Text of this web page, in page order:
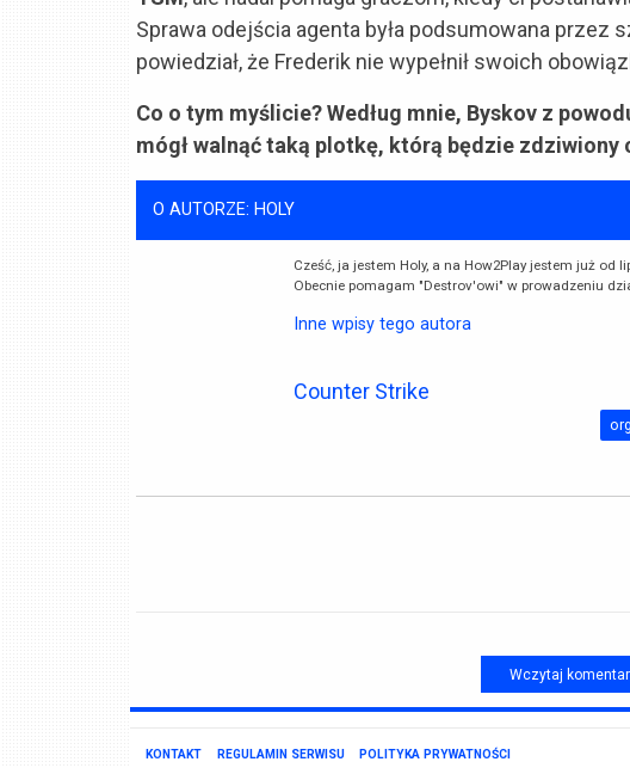
Sprawa odejścia agenta była podsumowana przez
powiedział, że Frederik nie wypełnił swoich
Co o tym myślicie? Według mnie, Byskov z
mógł walnąć taką plotkę, którą będzie
O AUTORZE: HOLY
Cześć, ja jestem Holy, a na How2Play jestem już od
Obecnie pomagam "Destrov'owi" w prowadzeniu
Inne wpisy tego autora
Counter Strike
Wczytaj
KONTAKT REGULAMIN SERWISU POLITYKA PRYWATNOŚCI